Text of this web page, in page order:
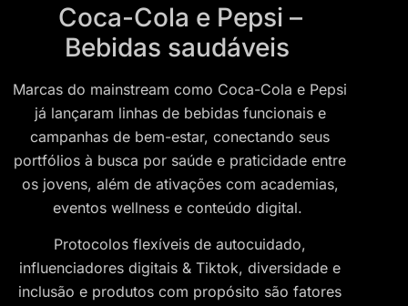
Coca-Cola e Pepsi –
Bebidas saudáveis
Marcas do mainstream como Coca-Cola e Pepsi
já lançaram linhas de bebidas funcionais e
campanhas de bem-estar, conectando seus
portfólios à busca por saúde e praticidade entre
os jovens, além de ativações com academias,
eventos wellness e conteúdo digital.
Protocolos flexíveis de autocuidado,
influenciadores digitais & Tiktok, diversidade e
inclusão e produtos com propósito são fatores